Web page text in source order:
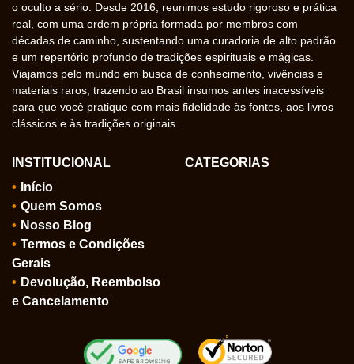
o oculto a sério. Desde 2016, reunimos estudo rigoroso e prática
real, com uma ordem própria formada por membros com
décadas de caminho, sustentando uma curadoria de alto padrão
e um repertório profundo de tradições espirituais e mágicas.
Viajamos pelo mundo em busca de conhecimento, vivências e
materiais raros, trazendo ao Brasil insumos antes inacessíveis
para que você pratique com mais fidelidade às fontes, aos livros
clássicos e às tradições originais.
INSTITUCIONAL
Início
Quem Somos
Nosso Blog
Termos e Condições
Gerais
Devolução, Reembolso
e Cancelamento
CATEGORIAS